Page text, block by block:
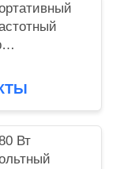
лучей
50
Вт